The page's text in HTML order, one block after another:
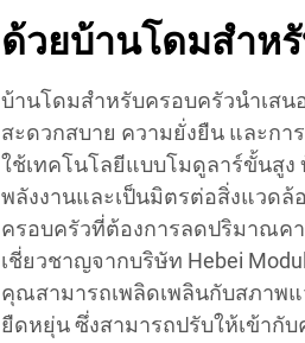
ด้วยบ้านโดมสำห
บ้านโดมสำหรับครอบครัวนำเส
สะดวกสบาย ความยั่งยืน และก
ใช้เทคโนโลยีแบบโมดูลาร์ขั้นสูง
พลังงานและเป็นมิตรต่อสิ่งแวดล้
ครอบครัวที่ต้องการลดปริมาณค
เชี่ยวชาญจากบริษัท Hebei
คุณสามารถเพลิดเพลินกับสภาพ
ยืดหยุ่น ซึ่งสามารถปรับให้เข้ากั